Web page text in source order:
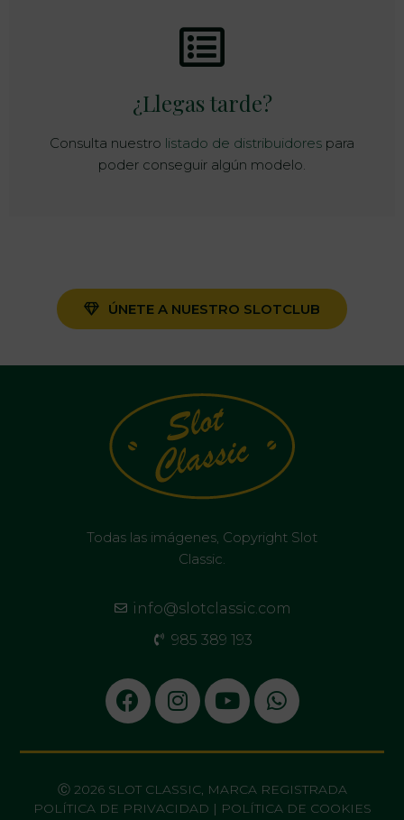
¿Llegas tarde?
Consulta nuestro listado de distribuidores para
poder conseguir algún modelo.
ÚNETE A NUESTRO SLOTCLUB
Todas las imágenes, Copyright Slot
Classic.
info@slotclassic.com
985 389 193
Ⓒ 2026 SLOT CLASSIC, MARCA REGISTRADA
POLÍTICA DE PRIVACIDAD | POLÍTICA DE COOKIES